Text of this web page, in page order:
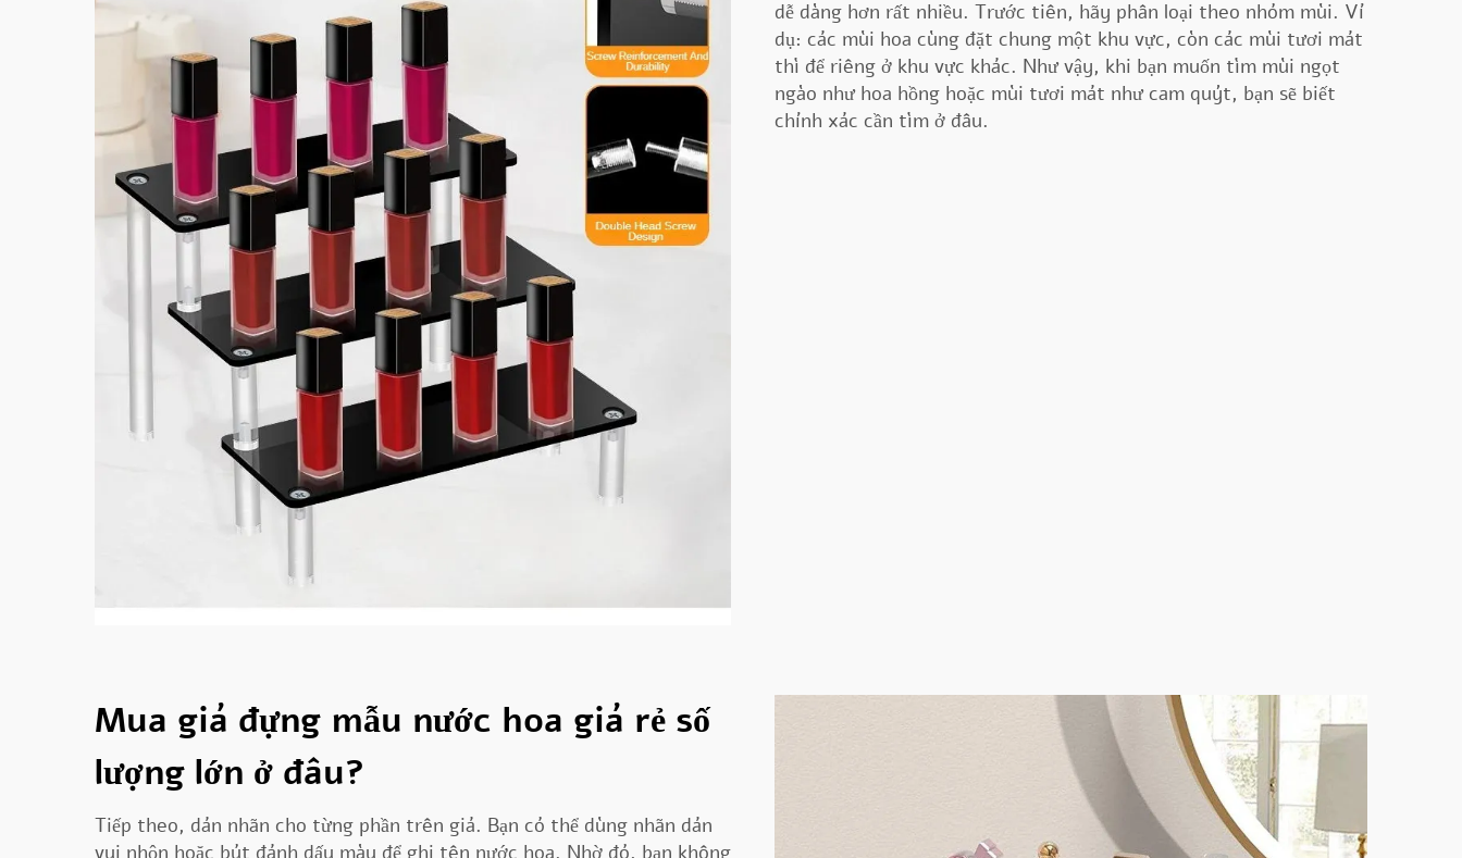
dễ dàng hơn rất nhiều. Trước tiên, hãy phân loại theo nhóm mùi. Ví
dụ: các mùi hoa cùng đặt chung một khu vực, còn các mùi tươi mát
thì để riêng ở khu vực khác. Như vậy, khi bạn muốn tìm mùi ngọt
ngào như hoa hồng hoặc mùi tươi mát như cam quýt, bạn sẽ biết
chính xác cần tìm ở đâu.
Mua giá đựng mẫu nước hoa giá rẻ số
lượng lớn ở đâu?
Tiếp theo, dán nhãn cho từng phần trên giá. Bạn có thể dùng nhãn dán
vui nhộn hoặc bút đánh dấu màu để ghi tên nước hoa. Nhờ đó, bạn không